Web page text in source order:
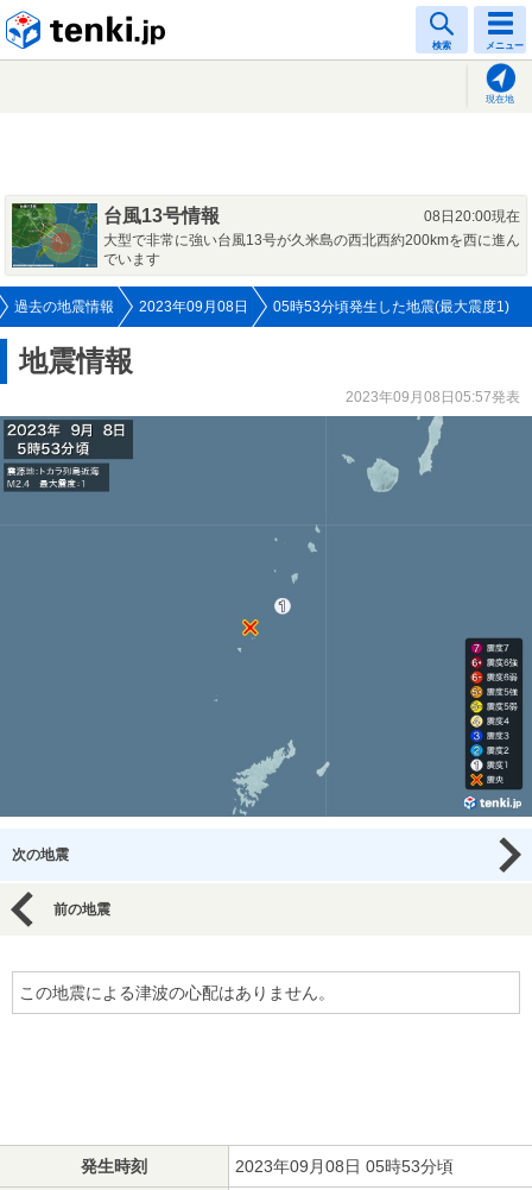
検索 メニュー
現在地
台風13号情報
08日20:00現在
大型で非常に強い台風13号が久米島の西北西約200kmを西に進ん
でいます
過去の地震情報 2023年09月08日 05時53分頃発生した地震(最大震度1)
地震情報
2023年09月08日05:57発表
次の地震
前の地震
この地震による津波の心配はありません。
発生時刻 2023年09月08日 05時53分頃